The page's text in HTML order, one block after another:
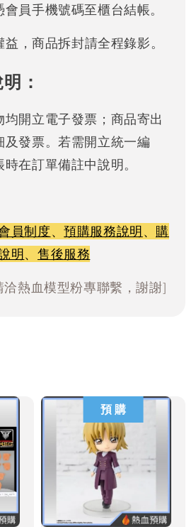
員手機號碼至櫃台結帳。
，商品拆封請全程錄影。
：
均開立電子發票；商品寄出
及發票。若需開立統一編
在訂單備註中說明。
員制度、預購服務說明、 購
明、 售後服務
熱血模型粉專聯繫，謝謝]
預 購